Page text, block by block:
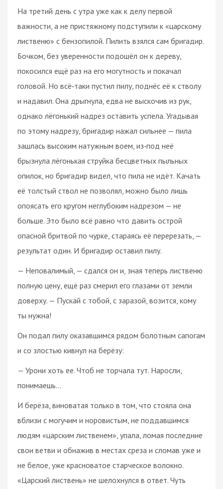
На третий день с утра уже как к делу первой
важности, а не пристяжному подступили к «царскому
лиственю» с бензопилой. Пилить взялся сам бригадир.
Бочком, без уверенности подошёл он к дереву,
покосился ещё раз на его могутность и покачал
головой. Но всё‑таки пустил пилу, поднёс её к стволу
и надавил. Она дрыгнула, едва не выскочив из рук,
однако лёгонький надрез оставить успела. Угадывая
по этому надрезу, бригадир нажал сильнее — пила
зашлась высоким натужным воем, из‑под неё
брызнула лёгонькая струйка бесцветных пыльных
опилок, но бригадир видел, что пила не идёт. Качать
её толстый ствол не позволял, можно было лишь
опоясать его кругом неглубоким надрезом — не
больше. Это было всё равно что давить острой
опасной бритвой по чурке, стараясь её перерезать, —
результат один. И бригадир оставил пилу.
— Неповалимый, — сдался он и, зная теперь лиственю
полную цену, ещё раз смерил его глазами от земли
доверху. — Пускай с тобой, с заразой, возится, кому
ты нужна!
Он подал пилу оказавшимся рядом болотным сапогам
и со злостью кивнул на берёзу:
— Урони хоть ее. Чтоб не торчала тут. Наросли,
понимаешь…
И берёза, виноватая только в том, что стояла она
вблизи с могучим и норовистым, не поддавшимся
людям «царским лиственем», упала, ломая последние
свои ветви и обнажив в местах среза и сломав уже и
не белое, уже красноватое старческое волокно.
«Царский листвень» не шелохнулся в ответ. Чуть